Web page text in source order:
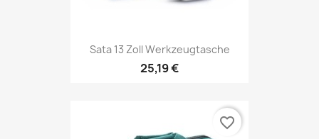
Sata 13 Zoll Werkzeugtasche
25,19 €
favorite_border